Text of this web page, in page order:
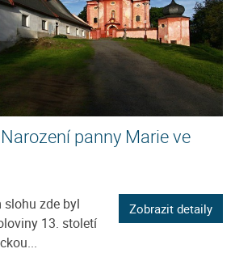
panny Marie ve
slohu zde byl
13. století
Zobrazit detaily